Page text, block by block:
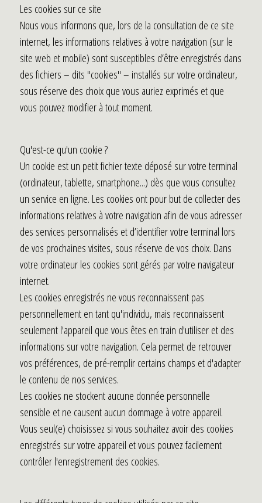
Les cookies sur ce site
Nous vous informons que, lors de la consultation de ce site
internet, les informations relatives à votre navigation (sur le
site web et mobile) sont susceptibles d’être enregistrés dans
des fichiers – dits "cookies" – installés sur votre ordinateur,
sous réserve des choix que vous auriez exprimés et que
vous pouvez modifier à tout moment.
Qu'est-ce qu'un cookie ?
Un cookie est un petit fichier texte déposé sur votre terminal
(ordinateur, tablette, smartphone...) dès que vous consultez
un service en ligne. Les cookies ont pour but de collecter des
informations relatives à votre navigation afin de vous adresser
des services personnalisés et d’identifier votre terminal lors
de vos prochaines visites, sous réserve de vos choix. Dans
votre ordinateur les cookies sont gérés par votre navigateur
internet.
Les cookies enregistrés ne vous reconnaissent pas
personnellement en tant qu'individu, mais reconnaissent
seulement l'appareil que vous êtes en train d'utiliser et des
informations sur votre navigation. Cela permet de retrouver
vos préférences, de pré-remplir certains champs et d'adapter
le contenu de nos services.
Les cookies ne stockent aucune donnée personnelle
sensible et ne causent aucun dommage à votre appareil.
Vous seul(e) choisissez si vous souhaitez avoir des cookies
enregistrés sur votre appareil et vous pouvez facilement
contrôler l'enregistrement des cookies.